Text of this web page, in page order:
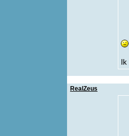
RealZeus